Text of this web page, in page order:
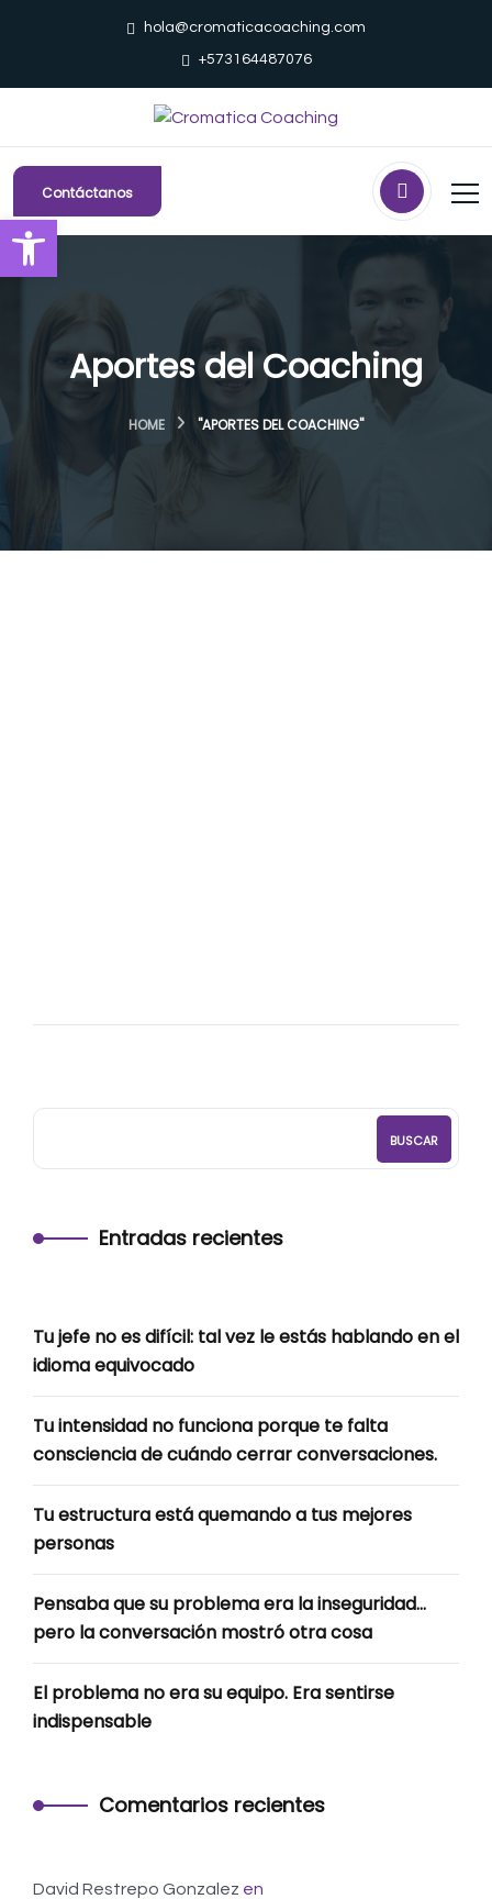
hola@cromaticacoaching.com
+573164487076
Contáctanos
Aportes del Coaching
HOME "APORTES DEL COACHING"
BUSCAR
Entradas recientes
Tu jefe no es difícil: tal vez le estás hablando en el
idioma equivocado
Tu intensidad no funciona porque te falta
consciencia de cuándo cerrar conversaciones.
Tu estructura está quemando a tus mejores
personas
Pensaba que su problema era la inseguridad…
pero la conversación mostró otra cosa
El problema no era su equipo. Era sentirse
indispensable
Comentarios recientes
David Restrepo Gonzalez en
Abrir barra de herramientas